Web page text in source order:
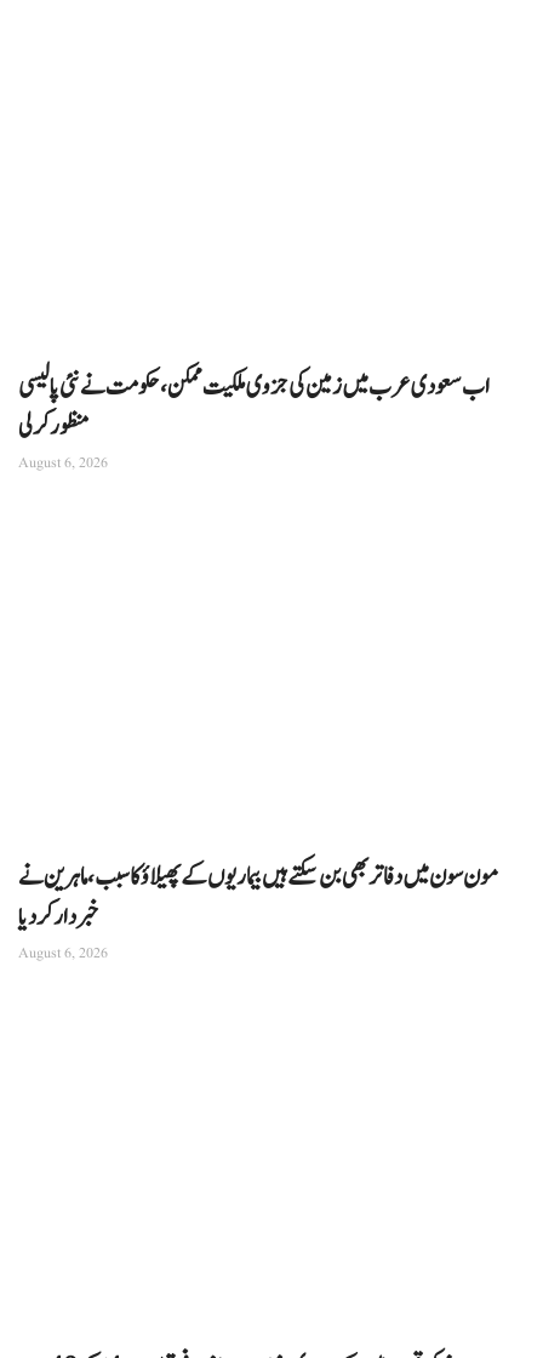
اب سعودی عرب میں زمین کی جزوی ملکیت ممکن، حکومت نے نئی پالیسی
منظور کرلی
August 6, 2026
مون سون میں دفاتر بھی بن سکتے ہیں بیماریوں کے پھیلاؤ کا سبب، ماہرین نے
خبردار کر دیا
August 6, 2026